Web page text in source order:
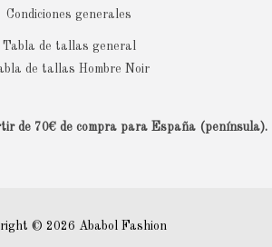
Condiciones generales
Tabla de tallas general
de tallas Hombre Noir
de 70€ de compra para España (península).
© 2026 Ababol Fashion